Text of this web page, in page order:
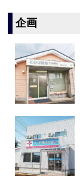
企画